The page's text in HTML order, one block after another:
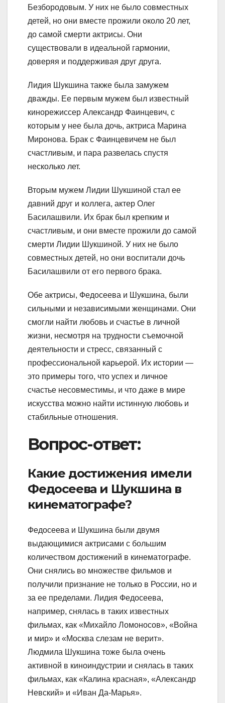
Безбородовым. У них не было совместных
детей, но они вместе прожили около 20 лет,
до самой смерти актрисы. Они
существовали в идеальной гармонии,
доверяя и поддерживая друг друга.
Лидия Шукшина также была замужем
дважды. Ее первым мужем был известный
кинорежиссер Александр Фаинцевич, с
которым у нее была дочь, актриса Марина
Миронова. Брак с Фаинцевичем не был
счастливым, и пара развелась спустя
несколько лет.
Вторым мужем Лидии Шукшиной стал ее
давний друг и коллега, актер Олег
Басилашвили. Их брак был крепким и
счастливым, и они вместе прожили до самой
смерти Лидии Шукшиной. У них не было
совместных детей, но они воспитали дочь
Басилашвили от его первого брака.
Обе актрисы, Федосеева и Шукшина, были
сильными и независимыми женщинами. Они
смогли найти любовь и счастье в личной
жизни, несмотря на трудности съемочной
деятельности и стресс, связанный с
профессиональной карьерой. Их истории —
это примеры того, что успех и личное
счастье несовместимы, и что даже в мире
искусства можно найти истинную любовь и
стабильные отношения.
Вопрос-ответ:
Какие достижения имели
Федосеева и Шукшина в
кинематографе?
Федосеева и Шукшина были двумя
выдающимися актрисами с большим
количеством достижений в кинематографе.
Они снялись во множестве фильмов и
получили признание не только в России, но и
за ее пределами. Лидия Федосеева,
например, снялась в таких известных
фильмах, как «Михайло Ломоносов», «Война
и мир» и «Москва слезам не верит».
Людмила Шукшина тоже была очень
активной в киноиндустрии и снялась в таких
фильмах, как «Калина красная», «Александр
Невский» и «Иван Да-Марья».